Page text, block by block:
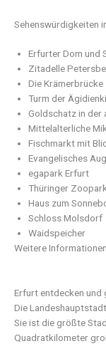
Sehenswürdigkeiten
Erfurter Dom und
Zitadelle
Die Krämerbrücke
Turm der
Goldschatz in der
Mittelalterliche
Fischmarkt mit
Evangelisches
egapark Erfurt
Thüringer
Haus zum
Schloss Molsdorf
Waidspeicher
Weitere
Erfurt entdecken und
Die
Sie ist die größte
Quadratkilometer